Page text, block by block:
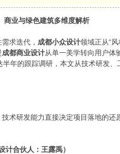
商业与绿色建筑多维度解析
求迭代， 成都小众设计领域正从“
成都商业设计从单一美学转向用户体
年的跟踪调研，本文从技术研发
技术研发能力直接决定项目落地的
计合伙人：王露禹）